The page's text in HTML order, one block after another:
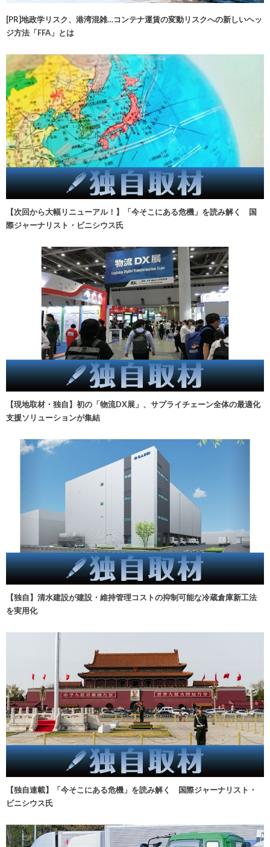
[PR]地政学リスク、港湾混雑…コンテナ運賃の変動リスクへの新しいヘッ
ジ方法「FFA」とは
【次回から大幅リニューアル！】「今そこにある危機」を読み解く 国
際ジャーナリスト・ビニシウス氏
【現地取材・独自】初の「物流DX展」、サプライチェーン全体の最適化
支援ソリューションが集結
【独自】清水建設が建設・維持管理コストの抑制可能な冷蔵倉庫新工法
を実用化
【独自連載】「今そこにある危機」を読み解く 国際ジャーナリスト・
ビニシウス氏